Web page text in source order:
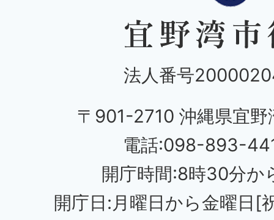
法人番号
〒901-2710 沖縄県宜野
電話:098-893-
開庁時間:8時30分か
開庁日:月曜日から金曜日[